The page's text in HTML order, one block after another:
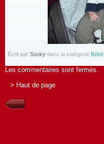
Écrit par Sooky dans la catégorie Bébé
Les commentaires sont fermés.
> Haut de page